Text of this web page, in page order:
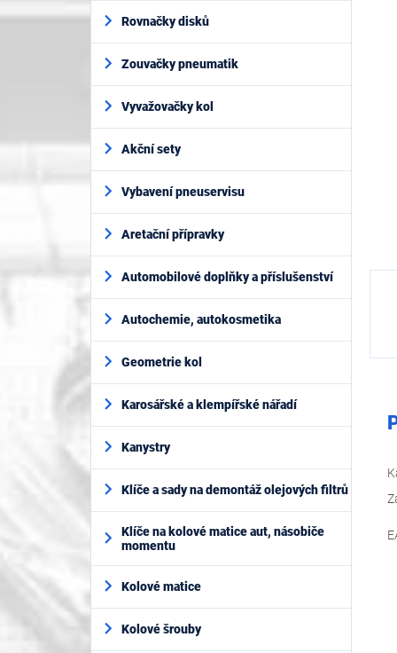
í
e
Rovnačky disků
Zouvačky pneumatik
Vyvažovačky kol
Akční sety
Vybavení pneuservisu
Aretační přípravky
Automobilové doplňky a příslušenství
Autochemie, autokosmetika
Geometrie kol
Karosářské a klempířské nářadí
Kanystry
Klíče a sady na demontáž olejových filtrů
Klíče na kolové matice aut, násobiče
momentu
Kolové matice
Kolové šrouby